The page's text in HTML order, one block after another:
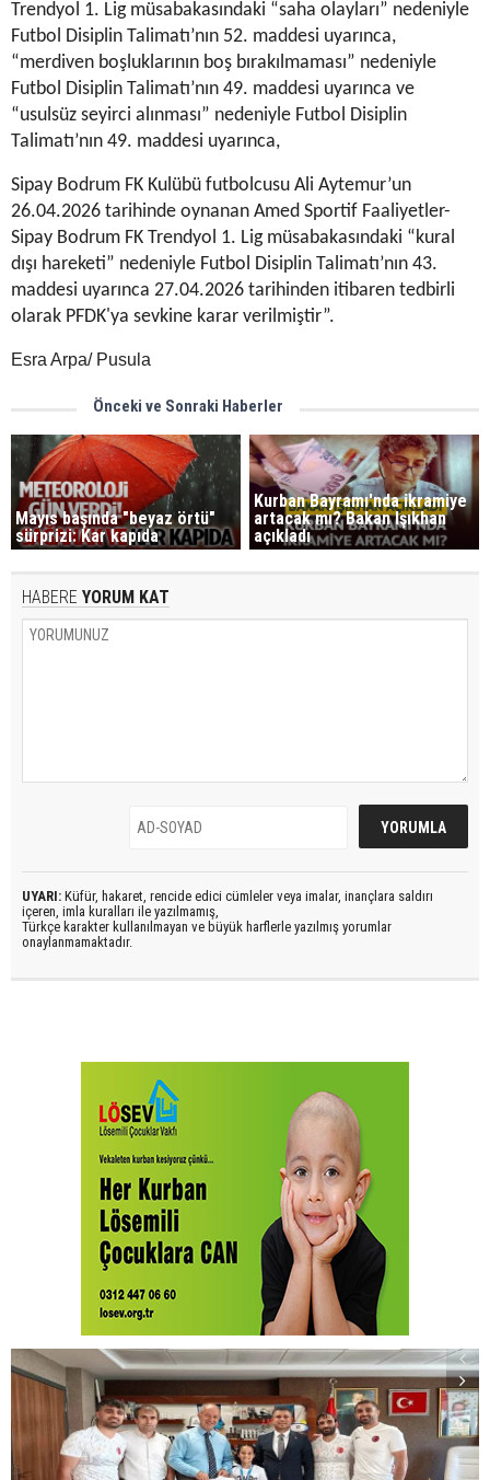
Trendyol 1. Lig müsabakasındaki “saha olayları” nedeniyle
Futbol Disiplin Talimatı’nın 52. maddesi uyarınca,
“merdiven boşluklarının boş bırakılmaması” nedeniyle
Futbol Disiplin Talimatı’nın 49. maddesi uyarınca ve
“usulsüz seyirci alınması” nedeniyle Futbol Disiplin
Talimatı’nın 49. maddesi uyarınca,
Sipay Bodrum FK Kulübü futbolcusu Ali Aytemur’un
26.04.2026 tarihinde oynanan Amed Sportif Faaliyetler-
Sipay Bodrum FK Trendyol 1. Lig müsabakasındaki “kural
dışı hareketi” nedeniyle Futbol Disiplin Talimatı’nın 43.
maddesi uyarınca 27.04.2026 tarihinden itibaren tedbirli
olarak PFDK'ya sevkine karar verilmiştir”.
Esra Arpa/ Pusula
Önceki ve Sonraki Haberler
Mayıs başında "beyaz örtü"
sürprizi: Kar kapıda
Kurban Bayramı'nda ikramiye
artacak mı? Bakan Işıkhan
açıkladı
HABERE YORUM KAT
UYARI: Küfür, hakaret, rencide edici cümleler veya imalar, inançlara saldırı
içeren, imla kuralları ile yazılmamış,
Türkçe karakter kullanılmayan ve büyük harflerle yazılmış yorumlar
onaylanmamaktadır.